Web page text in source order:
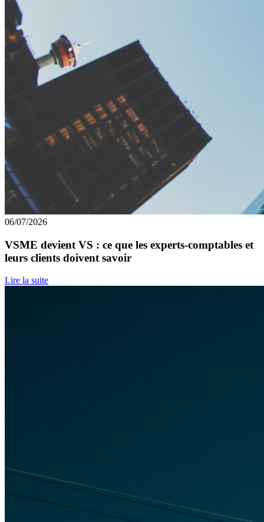
06/07/2026
VSME devient VS : ce que les experts-comptables et
leurs clients doivent savoir
Lire la suite